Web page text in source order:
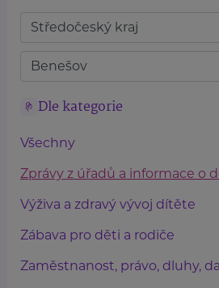
Dle kategorie
Všechny
Zprávy z úřadů a informace o
Výživa a zdravý vývoj dítěte
Zábava pro děti a rodiče
Zaměstnanost, právo, dluhy,